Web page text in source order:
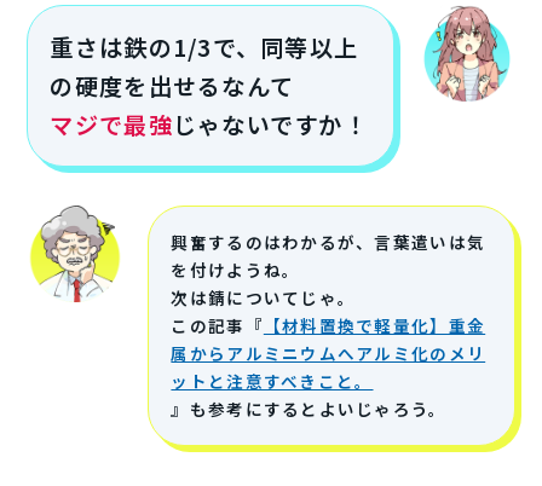
重さは鉄の1/3で、同等以上
の硬度を出せるなんて
マジで最強じゃないですか！
興奮するのはわかるが、言葉遣いは気
を付けようね。
次は錆についてじゃ。
この記事『 【材料置換で軽量化】重金
属からアルミニウムへアルミ化のメリ
ットと注意すべきこと。
』も参考にするとよいじゃろう。